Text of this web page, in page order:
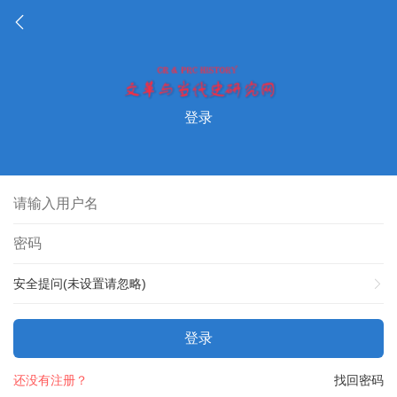
登录
安全提问(未设置请忽略)
登录
找回密码
还没有注册？